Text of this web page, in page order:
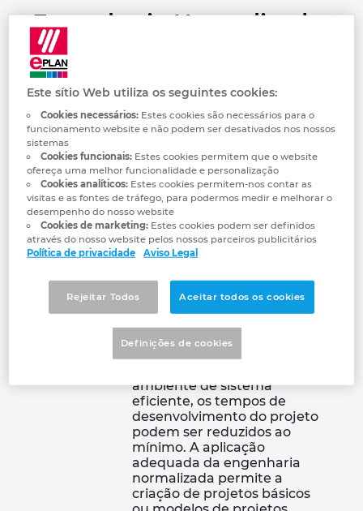
Engenharia Normalizada
Grupo-
alvo
departamento elétrico que
pretende melhorar a
produtividade através do
poder da Engenharia
Normalizada EPLAN, bem
como otimizar e
automatizar os relatórios
com o método mais
adequado.
Benefícios
e
Objetivos
Este curso tem como
objetivo transmitir os
conhecimentos necessários
para a utilização eficiente
da gestão normalizada de
engenharia oferecida pelo
EPLAN. Quando o processo
ambiente de sistema
eficiente, os tempos de
desenvolvimento do projeto
podem ser reduzidos ao
mínimo. A aplicação
adequada da engenharia
normalizada permite a
criação de projetos básicos
Automatização de edifícios
Casos de Utilizadores
Configuração
Integração PDM / PLM
EPLAN Data Portal
EPLAN Education para Salas de Aula
EPLAN Education para Estudantes
EPLAN Collaboration Apps
Localizações
Contacto
Trust Center
Bulgaria
Canada
Chile
China
China Taiwan
Colombia
Croatia
Czech Republic
Este sítio Web utiliza os seguintes cookies:
Cookies necessários:Estes cookies são necessários para o
funcionamento website e não podem ser desativados nos nossos
sistemas
Cookies funcionais:Estes cookies permitem que o website
ofereça uma melhor funcionalidade e personalização
Cookies analíticos:Estes cookies permitem-nos contar as
visitas e as fontes de tráfego, para podermos medir e melhorar o
desempenho do nosso website
Cookies de marketing:Estes cookies podem ser definidos
através do nosso website pelos nossos parceiros publicitários
Política de privacidade
Aviso Legal
Rejeitar Todos Aceitar todos os cookies
Definições de cookies